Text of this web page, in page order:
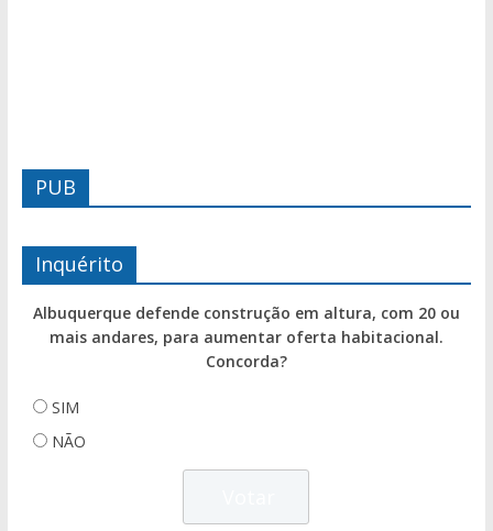
PUB
Inquérito
Albuquerque defende construção em altura, com 20 ou
mais andares, para aumentar oferta habitacional.
Concorda?
SIM
NÃO